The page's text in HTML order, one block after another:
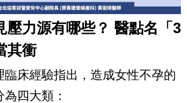
壓力源有哪些？ 醫點名「3
其衝
臨床經驗指出，造成女性不孕的
四大類：